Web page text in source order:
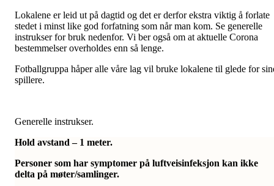
Lokalene er leid ut på dagtid og det er derfor ekstra viktig å forlate
stedet i minst like god forfatning som når man kom. Se generelle
instrukser for bruk nedenfor. Vi ber også om at aktuelle Corona
bestemmelser overholdes enn så lenge.
Fotballgruppa håper alle våre lag vil bruke lokalene til glede for
spillere.
Generelle instrukser.
Hold avstand – 1 meter.
Personer som har symptomer på luftveisinfeksjon kan ikke
delta på møter/samlinger.